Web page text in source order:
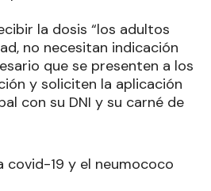
la dosis “los adultos
no necesitan indicación
que se presenten a los
y soliciten la aplicación
con su DNI y su carné de
19 y el neumococo